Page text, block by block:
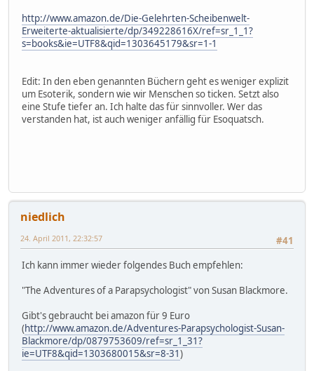
http://www.amazon.de/Die-Gelehrten-Scheibenwelt-
Erweiterte-aktualisierte/dp/349228616X/ref=sr_1_1?
s=books&ie=UTF8&qid=1303645179&sr=1-1
Edit: In den eben genannten Büchern geht es weniger explizit
um Esoterik, sondern wie wir Menschen so ticken. Setzt also
eine Stufe tiefer an. Ich halte das für sinnvoller. Wer das
verstanden hat, ist auch weniger anfällig für Esoquatsch.
niedlich
#41
24. April 2011, 22:32:57
Ich kann immer wieder folgendes Buch empfehlen:
"The Adventures of a Parapsychologist" von Susan Blackmore.
Gibt's gebraucht bei amazon für 9 Euro
(http://www.amazon.de/Adventures-Parapsychologist-Susan-
Blackmore/dp/0879753609/ref=sr_1_31?
ie=UTF8&qid=1303680015&sr=8-31)